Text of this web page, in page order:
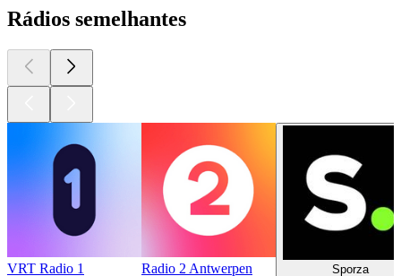
Rádios semelhantes
VRT Radio 1
Radio 2 Antwerpen
Sporza